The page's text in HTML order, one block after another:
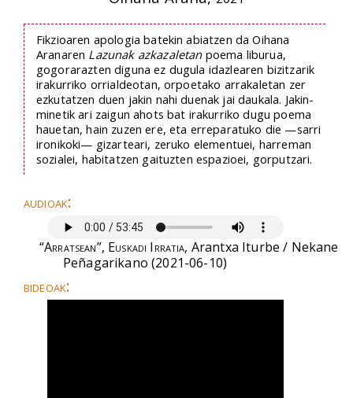
Fikzioaren apologia batekin abiatzen da Oihana
Aranaren Lazunak azkazaletanpoema liburua,
gogorarazten diguna ez dugula idazlearen bizitzarik
irakurriko orrialdeotan, orpoetako arrakaletan zer
ezkutatzen duen jakin nahi duenak jai daukala. Jakin-
minetik ari zaigun ahots bat irakurriko dugu poema
hauetan, hain zuzen ere, eta erreparatuko die —sarri
ironikoki— gizarteari, zeruko elementuei, harreman
sozialei, habitatzen gaituzten espazioei, gorputzari.
audioak:
“Arratsean”, Euskadi Irratia, Arantxa Iturbe / Nekane
Peñagarikano (2021-06-10)
bideoak: